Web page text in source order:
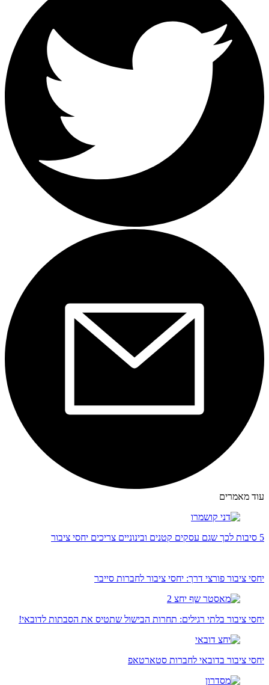
עוד מאמרים
5 סיבות לכך שגם עסקים קטנים ובינוניים צריכים יחסי ציבור
יחסי ציבור פורצי דרך: יחסי ציבור לחברות סייבר
יחסי ציבור בלתי רגילים: תחרות הבישול שתטיס את הסבתות לדובאי!
יחסי ציבור בדובאי לחברות סטארטאפ